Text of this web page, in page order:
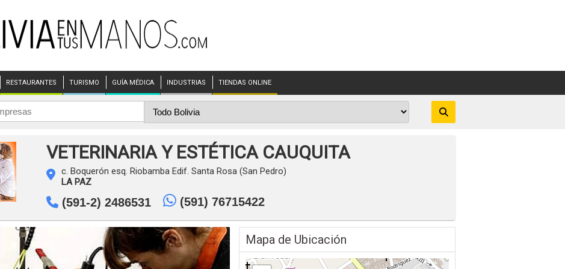
RESTAURANTES TURISMO GUÍA MÉDICA INDUSTRIAS TIENDAS ONLINE
VETERINARIA Y ESTÉTICA CAUQUITA
c. Boquerón esq. Riobamba Edif. Santa Rosa (San Pedro)
LA PAZ
(591-2) 2486531 (591) 76715422
Mapa de Ubicación